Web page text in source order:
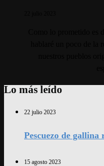
Lo más leído
22 julio 2023
Pescuezo de gallina
15 agosto 2023